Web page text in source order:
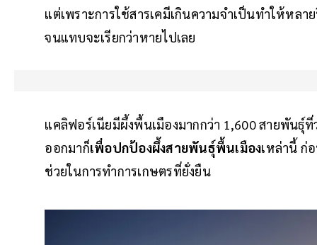
แต่เพราะการใช้สารเคมีเกินความจำเป็นทำให้หล
จนแทบจะเรียกว่าหายไปเลย
แคลิฟอร์เนียมีผึ้งพื้นเมืองมากกว่า 1,600 สายพันธุ์
ออกมาก็เพื่อปกป้องผึ้งสายพันธุ์พื้นเมืองเหล่านี้ ก่
ช่วยในการทำการเกษตรที่ยั่งยืน